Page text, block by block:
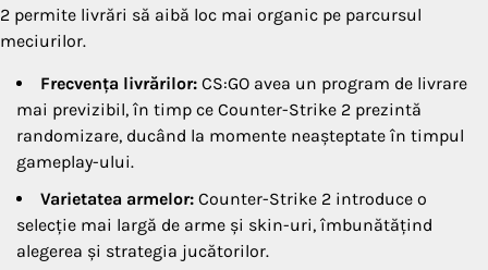
2 permite livrări să aibă loc mai organic pe parcursul
meciurilor.
Frecvența livrărilor: CS:GO avea un program de livrare
mai previzibil, în timp ce Counter-Strike 2 prezintă
randomizare, ducând la momente neașteptate în timpul
gameplay-ului.
Varietatea armelor: Counter-Strike 2 introduce o
selecție mai largă de arme și skin-uri, îmbunătățind
alegerea și strategia jucătorilor.